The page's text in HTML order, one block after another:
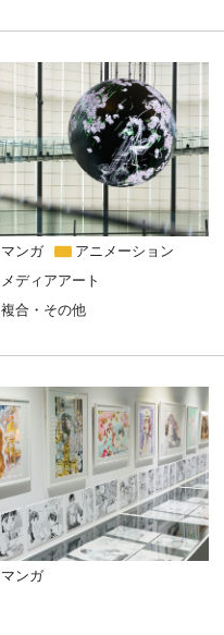
マンガ
アニメーション
メディアアート
複合・その他
マンガ